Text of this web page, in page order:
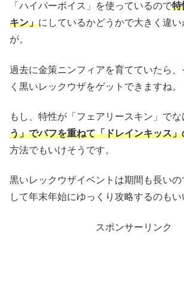
「ハイパーボイス」を使っているので特
キン」にしているかどうかで大きく違
が。
過去に金策ニンフィアを育てていたら
く黒いレックウザをゲットできますね。
もし、特性が「フェアリースキン」で
う」でバフを重ねて「ドレインキッス
方法でもいけそうです。
黒いレックウザイベントは期間も長い
して年末年始にゆっくり攻略するのもい
スポンサーリンク